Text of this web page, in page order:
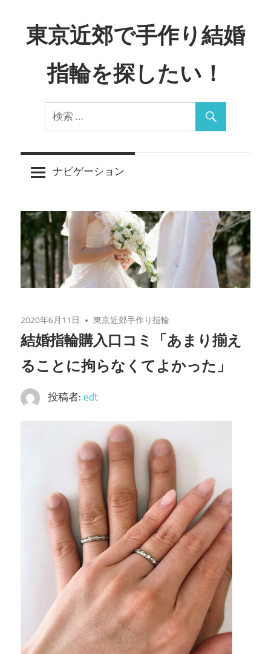
ン
テ
ッ
東京近郊で手作り結婚
指輪を探したい！
another
WordPress
site
ナビゲーション
2020年6月11日 東京近郊手作り指輪
結婚指輪購入口コミ「あまり揃え
ることに拘らなくてよかった」
投稿者:edt